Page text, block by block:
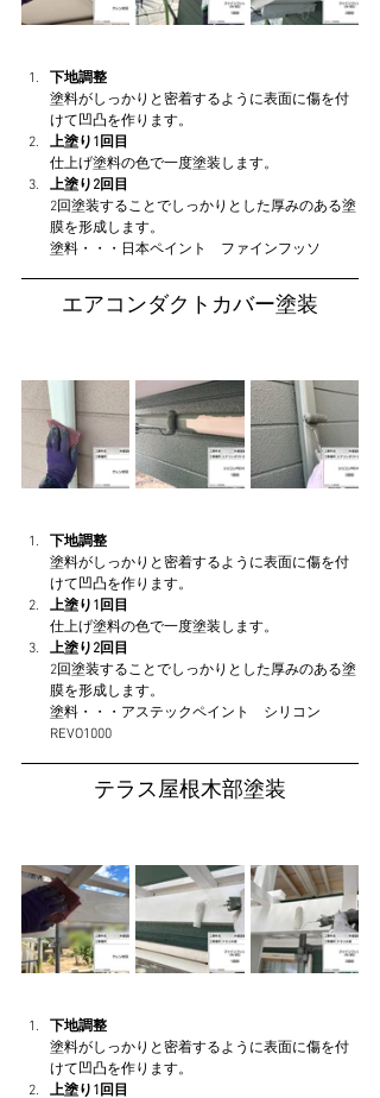
下地調整
塗料がしっかりと密着するように表面に傷を付
けて凹凸を作ります。
上塗り1回目
仕上げ塗料の色で一度塗装します。
上塗り2回目
2回塗装することでしっかりとした厚みのある塗
膜を形成します。
塗料・・・日本ペイント　ファインフッソ
エアコンダクトカバー塗装
下地調整
塗料がしっかりと密着するように表面に傷を付
けて凹凸を作ります。
上塗り1回目
仕上げ塗料の色で一度塗装します。
上塗り2回目
2回塗装することでしっかりとした厚みのある塗
膜を形成します。
塗料・・・アステックペイント　シリコン
REVO1000
テラス屋根木部塗装
下地調整
塗料がしっかりと密着するように表面に傷を付
けて凹凸を作ります。
上塗り1回目